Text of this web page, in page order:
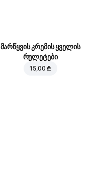
მარწყვის კრემის ყველის
რულეტები
15,00 ₾